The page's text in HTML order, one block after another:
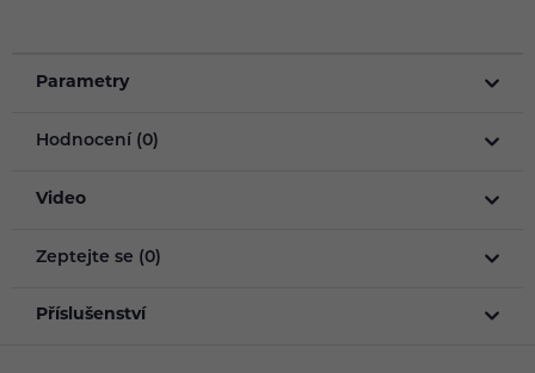
Parametry
Hodnocení (0)
Video
Zeptejte se (0)
Příslušenství